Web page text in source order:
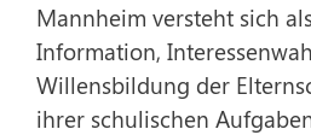
Mannheim versteht sich
Information,
Willensbildung der
ihrer schulischen